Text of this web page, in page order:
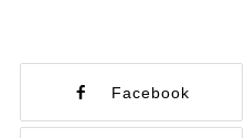
Facebook